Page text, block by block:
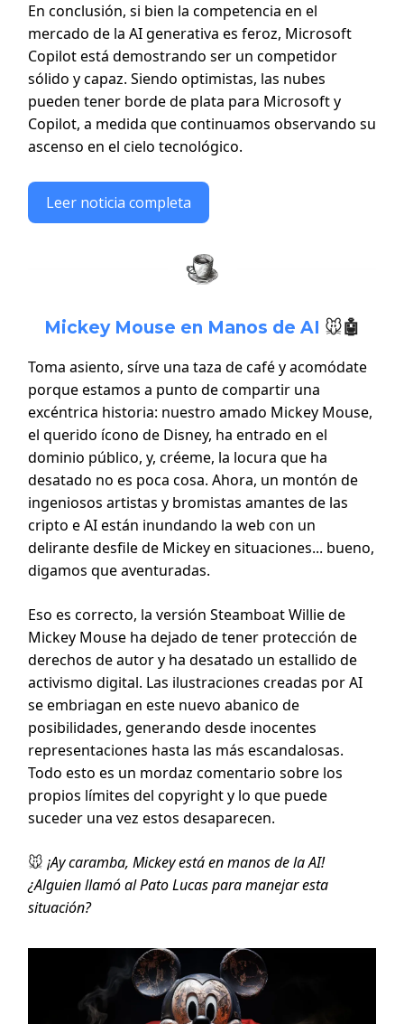
En conclusión, si bien la competencia en el
mercado de la AI generativa es feroz, Microsoft
Copilot está demostrando ser un competidor
sólido y capaz. Siendo optimistas, las nubes
pueden tener borde de plata para Microsoft y
Copilot, a medida que continuamos observando su
ascenso en el cielo tecnológico.
Leer noticia completa
Mickey Mouse en Manos de AI 🐭🤖
Toma asiento, sírve una taza de café y acomódate
porque estamos a punto de compartir una
excéntrica historia: nuestro amado Mickey Mouse,
el querido ícono de Disney, ha entrado en el
dominio público, y, créeme, la locura que ha
desatado no es poca cosa. Ahora, un montón de
ingeniosos artistas y bromistas amantes de las
cripto e AI están inundando la web con un
delirante desfile de Mickey en situaciones... bueno,
digamos que aventuradas.
Eso es correcto, la versión Steamboat Willie de
Mickey Mouse ha dejado de tener protección de
derechos de autor y ha desatado un estallido de
activismo digital. Las ilustraciones creadas por AI
se embriagan en este nuevo abanico de
posibilidades, generando desde inocentes
representaciones hasta las más escandalosas.
Todo esto es un mordaz comentario sobre los
propios límites del copyright y lo que puede
suceder una vez estos desaparecen.
🐭 ¡Ay caramba, Mickey está en manos de la AI!
¿Alguien llamó al Pato Lucas para manejar esta
situación?